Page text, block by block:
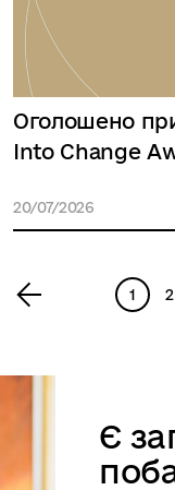
Оголошено
Into Change
20/07/2026
1 2
Є